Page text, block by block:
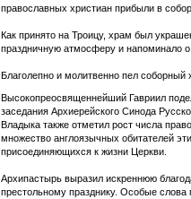
православных христиан прибыли в
Как принято на Троицу, храм был
праздничную атмосферу и напоминало
Благолепно и молитвенно пел соборный
Высокопреосвященнейший Гавриил
заседания Архиерейского Синода
Владыка также отметил рост числа
множество англоязычных обитателей
присоединяющихся к жизни Церкви.
Архипастырь выразил искреннюю
престольному празднику. Особые